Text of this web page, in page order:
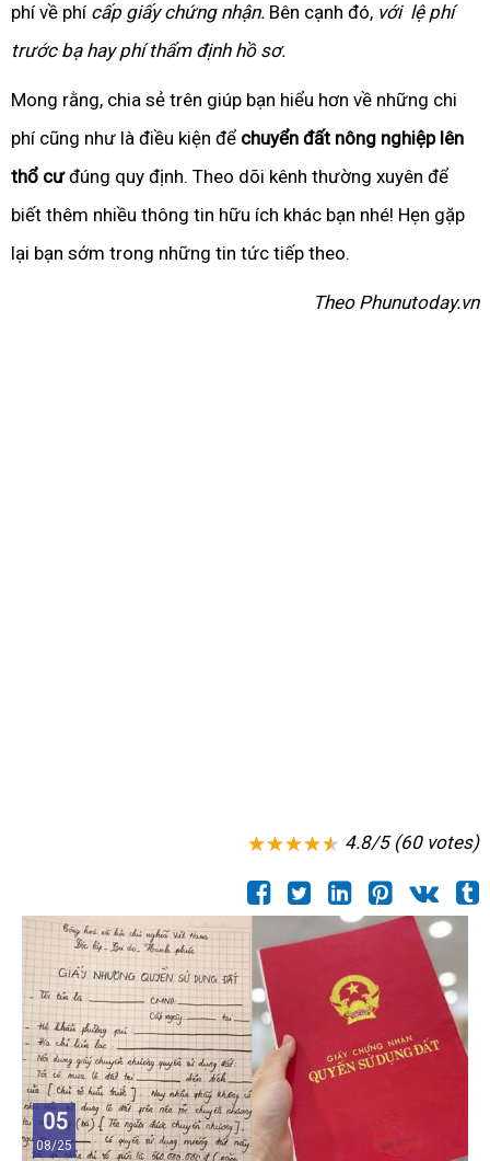
phí về phí cấp giấy chứng nhận. Bên cạnh đó, với lệ phí
trước bạ hay phí thẩm định hồ sơ.
Mong rằng, chia sẻ trên giúp bạn hiểu hơn về những chi
phí cũng như là điều kiện để chuyển đất nông nghiệp lên
thổ cưđúng quy định. Theo dõi kênh thường xuyên để
biết thêm nhiều thông tin hữu ích khác bạn nhé! Hẹn gặp
lại bạn sớm trong những tin tức tiếp theo.
Theo Phunutoday.vn
4.8/5 (60 votes)
05
08/25